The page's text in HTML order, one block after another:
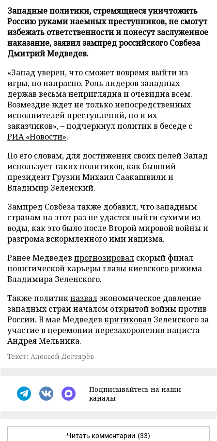
Западные политики, стремящиеся уничтожить
Россию руками наемных преступников, не смогут
избежать ответственности и понесут заслуженное
наказание, заявил зампред российского Совбеза
Дмитрий Медведев.
«Запад уверен, что сможет вовремя выйти из
игры, но напрасно. Роль лидеров западных
держав весьма неприглядна и очевидна всем.
Возмездие ждет не только непосредственных
исполнителей преступлений, но и их
заказчиков», – подчеркнул политик в беседе с
РИА «Новости».
По его словам, для достижения своих целей Запад
использует таких политиков, как бывший
президент Грузии Михаил Саакашвили и
Владимир Зеленский.
Зампред Совбеза также добавил, что западным
странам на этот раз не удастся выйти сухими из
воды, как это было после Второй мировой войны и
разгрома вскормленного ими нацизма.
Ранее Медведев прогнозировал скорый финал
политической карьеры главы киевского режима
Владимира Зеленского.
Также политикназвал экономическое давление
западных стран началом открытой войны против
России. В мае Медведев критиковал Зеленского за
участие в церемонии перезахоронения нациста
Андрея Мельника.
Текст: Алексей Дегтярёв
Подписывайтесь на наши
каналы
Читать комментарии (33)